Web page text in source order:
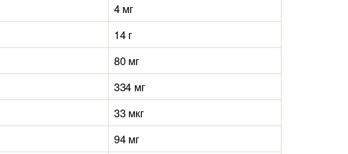
4 мг
14 г
80 мг
334 мг
33 мкг
94 мг